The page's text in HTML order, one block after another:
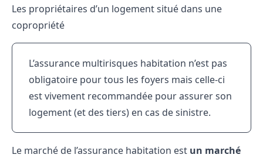
Les propriétaires d’un logement situé dans une
copropriété
L’assurance multirisques habitation n’est pas
obligatoire pour tous les foyers mais celle-ci
est vivement recommandée pour assurer son
logement (et des tiers) en cas de sinistre.
Le marché de l’assurance habitation est un marché